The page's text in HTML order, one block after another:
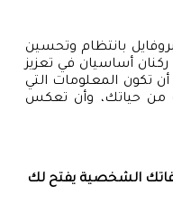
بانتظام وتحسين
أساسيان في تعزيز
تكون المعلومات التي
حياتك، وأن تعكس
الشخصية يفتح لك